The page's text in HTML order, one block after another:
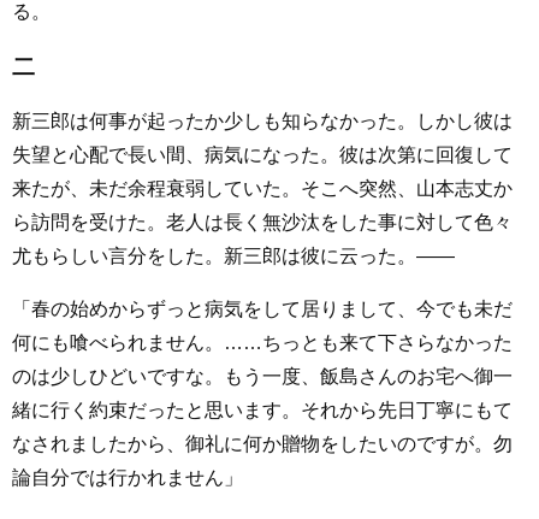
る。
二
新三郎は何事が起ったか少しも知らなかった。しかし彼は
失望と心配で長い間、病気になった。彼は次第に回復して
来たが、未だ余程衰弱していた。そこへ突然、山本志丈か
ら訪問を受けた。老人は長く無沙汰をした事に対して色々
尤もらしい言分をした。新三郎は彼に云った。――
「春の始めからずっと病気をして居りまして、今でも未だ
何にも喰べられません。……ちっとも来て下さらなかった
のは少しひどいですな。もう一度、飯島さんのお宅へ御一
緒に行く約束だったと思います。それから先日丁寧にもて
なされましたから、御礼に何か贈物をしたいのですが。勿
論自分では行かれません」